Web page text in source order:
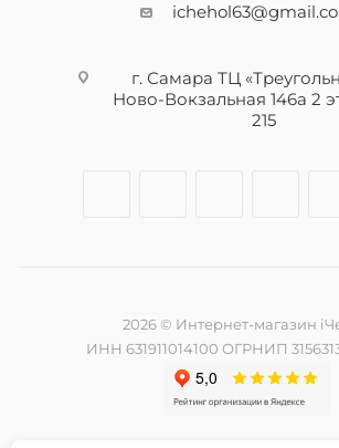
г. Самара ТЦ
Ново-Вокзальная 146а 2
215
2026 © Интернет-магазин
ИНН 631911014100 ОГРНИП